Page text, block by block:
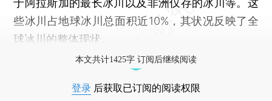
于阿拉斯加的最长冰川以及非洲仅存的冰川等。这
些冰川占地球冰川总面积近10%，其状况反映了全
球冰川的整体现状。
本文共计1425字 订阅后继续阅读
登录 后获取已订阅的阅读权限